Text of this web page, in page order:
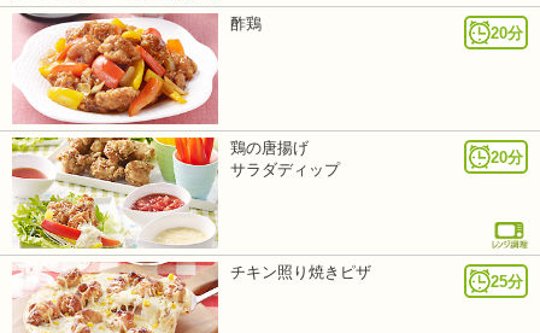
20分
酢鶏
20分
鶏の唐揚げ
サラダディップ
25分
チキン照り焼きピザ